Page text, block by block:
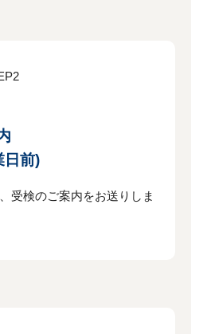
日前)
受検のご案内をお送りしま